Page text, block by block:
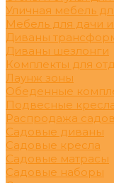
Уличная мебель
Мебель для дачи
Диваны
Диваны шезлонги
Комплекты для
Лаунж зоны
Обеденные
Подвесные
Распродажа
Садовые диваны
Садовые кресла
Садовые матрасы
Садовые наборы